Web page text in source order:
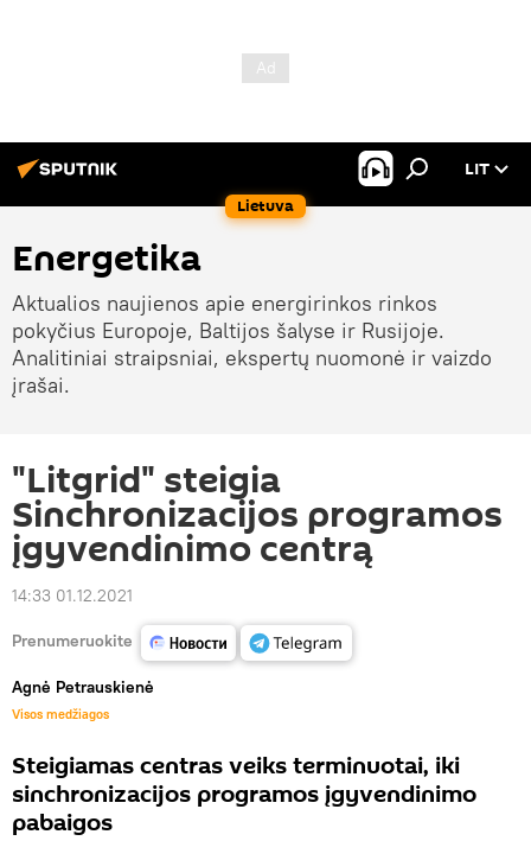
Lietuva
LIT
Energetika
Aktualios naujienos apie energirinkos rinkos
pokyčius Europoje, Baltijos šalyse ir Rusijoje.
Analitiniai straipsniai, ekspertų nuomonė ir vaizdo
įrašai.
"Litgrid" steigia
Sinchronizacijos programos
įgyvendinimo centrą
14:33 01.12.2021
Prenumeruokite
Agnė Petrauskienė
Visos medžiagos
Steigiamas centras veiks terminuotai, iki
sinchronizacijos programos įgyvendinimo
pabaigos